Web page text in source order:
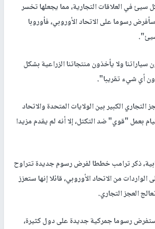
سيئ في العلاقات التجارية، مما يجعلها تخسر
رسوما على الاتحاد الأوروبي، فأوروبا
سياراتنا ولا يأخذون منتجاتنا الزراعية بشكل
أي شيء تقريبا".
التجاري الكبير بين الولايات المتحدة والاتحاد
بعمل "قوي" ضد التكتل، إلا أنه لم يقدم مزيدا
ذكر ترامب خططا لفرض رسوم جديدة تتراوح
و20% على الواردات من الاتحاد الأوروبي، قائلا إنها ستعزز
العجز التجاري.
رسوما جمركية جديدة على دول كثيرة،